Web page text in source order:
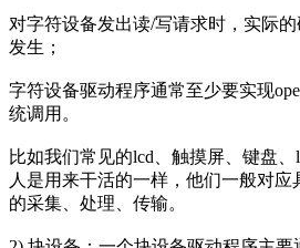
对字符设备发出读/写请求时，实际
发生；
字符设备驱动程序通常至少要实现
统调用。
比如我们常见的lcd、触摸屏、键盘
人是用来干活的一样，他们一般对
的采集、处理、传输。